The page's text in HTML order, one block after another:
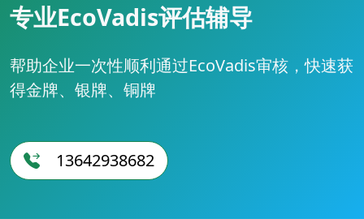
专业EcoVadis评估辅导
帮助企业一次性顺利通过EcoVadis审核，快速获
得金牌、银牌、铜牌
13642938682